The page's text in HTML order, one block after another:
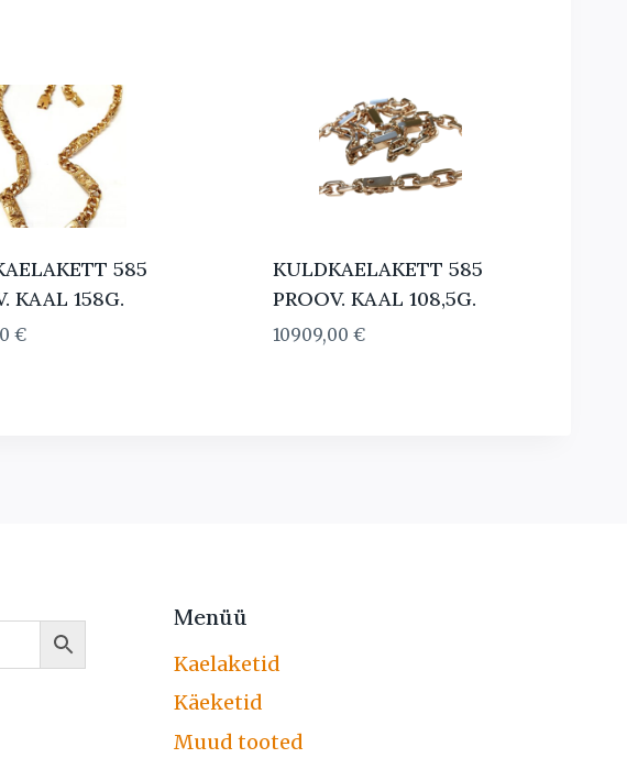
585
KAAL 158G.
€
KULDKAELAKETT 585
PROOV. KAAL 108,5G.
10909,00 €
Menüü
Kaelaketid
Käeketid
Muud tooted